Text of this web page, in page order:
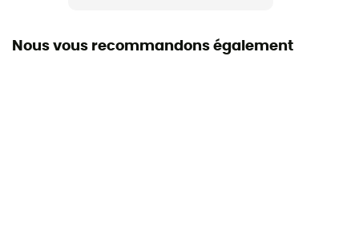
Nous vous recommandons également